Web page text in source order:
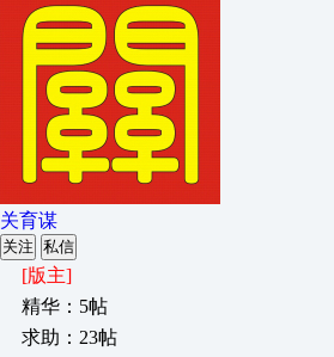
关育谋
关注 私信
[版主]
精华：5帖
求助：23帖